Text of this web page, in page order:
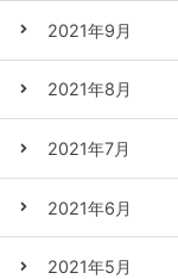
2021年9月
2021年8月
2021年7月
2021年6月
2021年5月